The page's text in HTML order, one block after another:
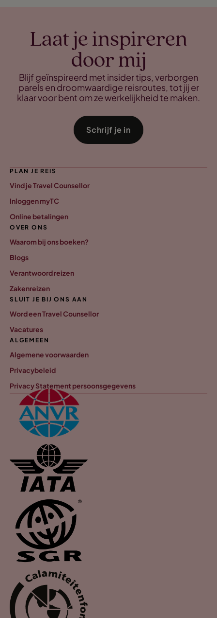
Laat je inspireren
door mij
Blijf geïnspireerd met insider tips, verborgen
parels en droomwaardige reisroutes, tot jij er
klaar voor bent om ze werkelijkheid te maken.
Schrijf je in
PLAN JE REIS
Vind je Travel Counsellor
Inloggen myTC
Online betalingen
OVER ONS
Waarom bij ons boeken?
Blogs
Verantwoord reizen
Zakenreizen
SLUIT JE BIJ ONS AAN
Word een Travel Counsellor
Vacatures
ALGEMEEN
Algemene voorwaarden
Privacybeleid
Privacy Statement persoonsgegevens